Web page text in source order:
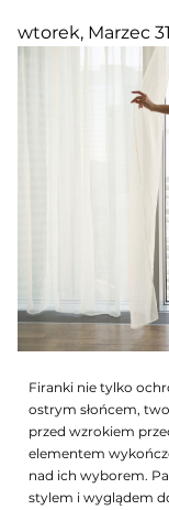
wtorek, Marzec
Firanki nie tylko
ostrym słońcem,
przed wzrokiem
elementem
nad ich wyborem.
stylem i wyglądem